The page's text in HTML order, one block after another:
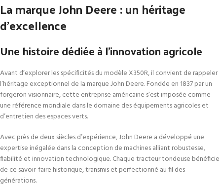
La marque John Deere : un héritage
d’excellence
Une histoire dédiée à l’innovation agricole
Avant d’explorer les spécificités du modèle X350R, il convient de rappeler
l’héritage exceptionnel de la marque John Deere. Fondée en 1837 par un
forgeron visionnaire, cette entreprise américaine s’est imposée comme
une référence mondiale dans le domaine des équipements agricoles et
d’entretien des espaces verts.
Avec près de deux siècles d’expérience, John Deere a développé une
expertise inégalée dans la conception de machines alliant robustesse,
fiabilité et innovation technologique. Chaque tracteur tondeuse bénéficie
de ce savoir-faire historique, transmis et perfectionné au fil des
générations.